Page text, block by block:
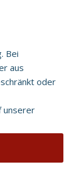
Bei
aus
oder
unserer